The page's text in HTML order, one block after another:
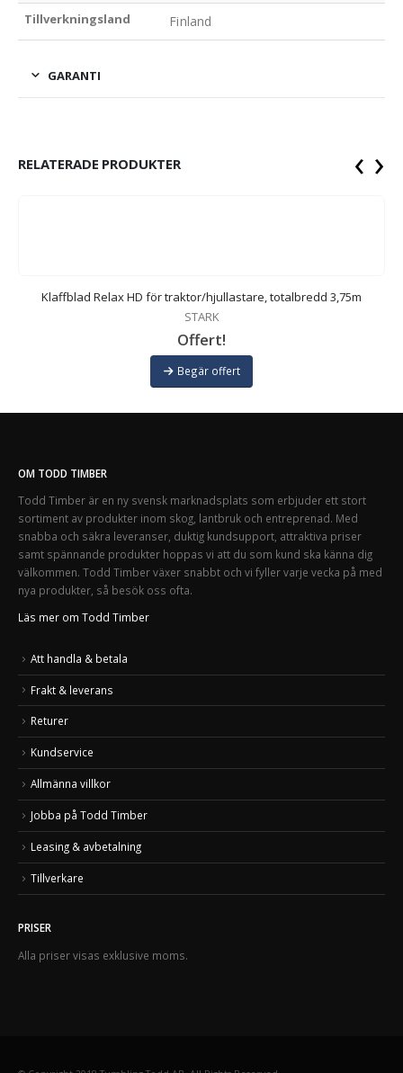
Tillverkningsland Finland
GARANTI
RELATERADE PRODUKTER
Klaffblad Relax HD för traktor/hjullastare, totalbredd 3,75m
STARK
Offert!
Begär offert
‹ ›
OM TODD TIMBER
Todd Timber är en ny svensk marknadsplats som erbjuder ett stort
sortiment av produkter inom skog, lantbruk och entreprenad. Med
snabba och säkra leveranser, duktig kundsupport, attraktiva priser
samt spännande produkter hoppas vi att du som kund ska känna dig
välkommen. Todd Timber växer snabbt och vi fyller varje vecka på med
nya produkter, så besök oss ofta.
Läs mer om Todd Timber
Att handla & betala
Frakt & leverans
Returer
Kundservice
Allmänna villkor
Jobba på Todd Timber
Leasing & avbetalning
Tillverkare
PRISER
Alla priser visas exklusive moms.